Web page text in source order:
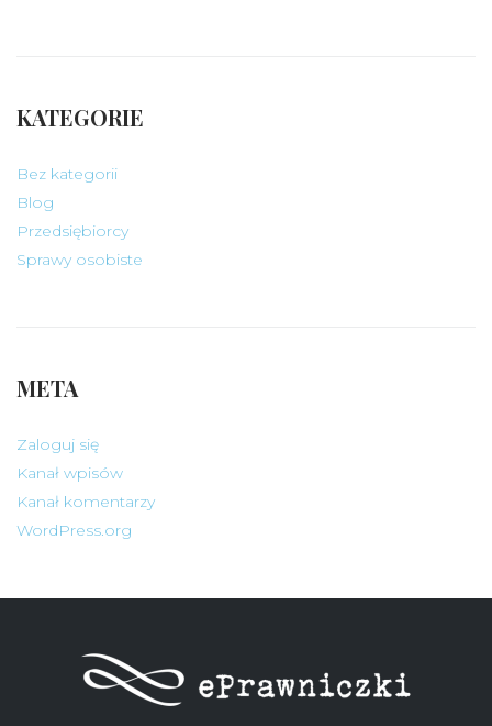
KATEGORIE
Bez kategorii
Blog
Przedsiębiorcy
Sprawy osobiste
META
Zaloguj się
Kanał wpisów
Kanał komentarzy
WordPress.org